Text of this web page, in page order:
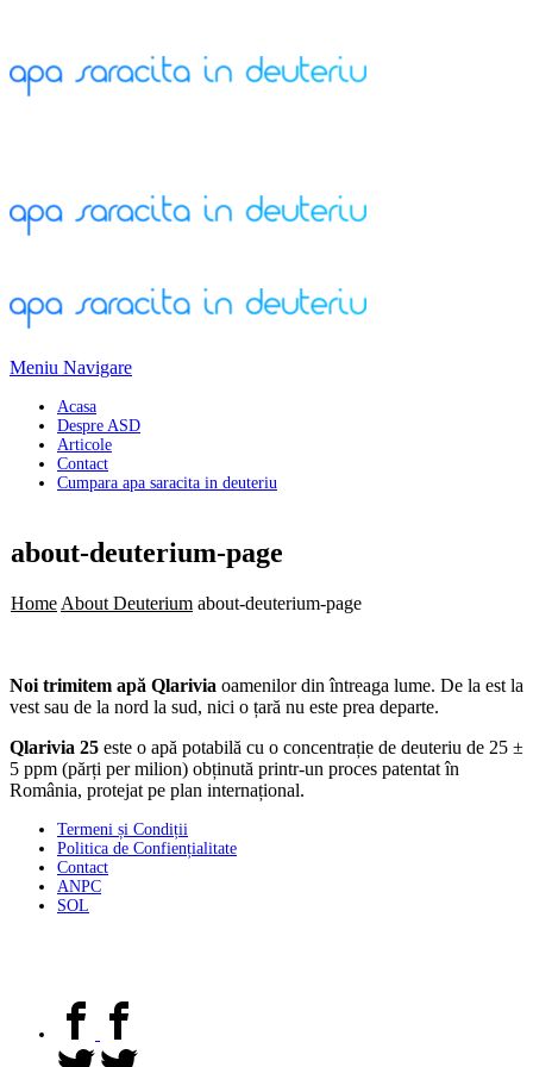
Meniu Navigare
Acasa
Despre ASD
Articole
Contact
Cumpara apa saracita in deuteriu
about-deuterium-page
Home About Deuterium about-deuterium-page
Noi trimitem apă Qlarivia oamenilor din întreaga lume. De la est la
vest sau de la nord la sud, nici o țară nu este prea departe.
Qlarivia 25 este o apă potabilă cu o concentrație de deuteriu de 25 ±
5 ppm (părți per milion) obținută printr-un proces patentat în
România, protejat pe plan internațional.
Termeni și Condiții
Politica de Confiențialitate
Contact
ANPC
SOL